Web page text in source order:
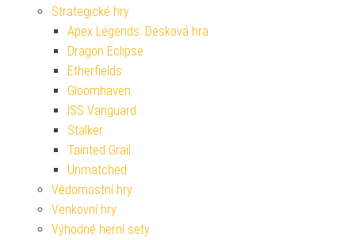
Strategické hry
Apex Legends: Desková hra
Dragon Eclipse
Etherfields
Gloomhaven
ISS Vanguard
Stalker
Tainted Grail
Unmatched
Vědomostní hry
Venkovní hry
Výhodné herní sety